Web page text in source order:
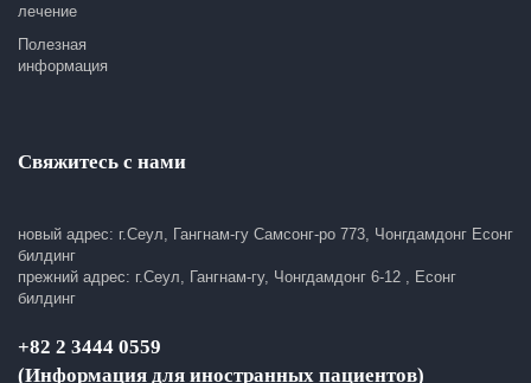
лечение
Полезная
информация
Свяжитесь с нами
новый адрес: г.Сеул, Гангнам-гу Самсонг-ро 773, Чонгдамдонг Есонг
билдинг
прежний адрес: г.Сеул, Гангнам-гу, Чонгдамдонг 6-12 , Есонг
билдинг
+82 2 3444 0559
(Информация для иностранных пациентов)